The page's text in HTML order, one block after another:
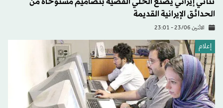
الحدائق الإيرانية القديمة
الاثنين 23/06 - 23:01
إعلام